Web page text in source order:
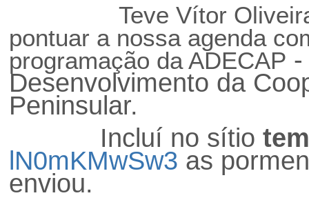
Teve Vítor Oliveira
pontuar a nossa agenda
programação da ADECAP -
Desenvolvimento da
Peninsular.
Incluí no sítio
lN0mKMwSw3 as
enviou.